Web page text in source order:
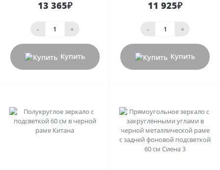
13 365₽
- +
Купить
11 925₽
- +
Купить